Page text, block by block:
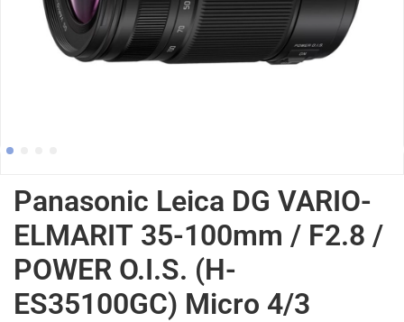
Panasonic Leica DG VARIO-
ELMARIT 35-100mm / F2.8 /
POWER O.I.S. (H-
ES35100GC) Micro 4/3